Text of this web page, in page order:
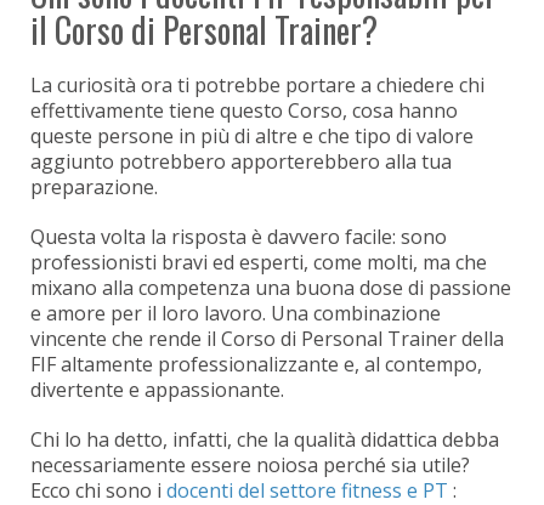
il Corso di Personal Trainer?
La curiosità ora ti potrebbe portare a chiedere chi
effettivamente tiene questo Corso, cosa hanno
queste persone in più di altre e che tipo di valore
aggiunto potrebbero apporterebbero alla tua
preparazione.
Questa volta la risposta è davvero facile: sono
professionisti bravi ed esperti, come molti, ma che
mixano alla competenza una buona dose di passione
e amore per il loro lavoro. Una combinazione
vincente che rende il Corso di Personal Trainer della
FIF altamente professionalizzante e, al contempo,
divertente e appassionante.
Chi lo ha detto, infatti, che la qualità didattica debba
necessariamente essere noiosa perché sia utile?
Ecco chi sono i docenti del settore fitness e PT :